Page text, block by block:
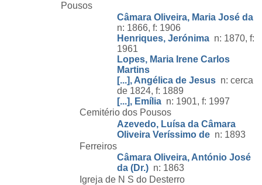
Pousos
Câmara Oliveira, Maria José da
n: 1866, f: 1906
Henriques, Jerónima n: 1870, f:
1961
Lopes, Maria Irene Carlos
Martins
[...], Angélica de Jesus n: cerca
de 1824, f: 1889
[...], Emília n: 1901, f: 1997
Cemitério dos Pousos
Azevedo, Luísa da Câmara
Oliveira Veríssimo de n: 1893
Ferreiros
Câmara Oliveira, António José
da (Dr.) n: 1863
Igreja de N S do Desterro